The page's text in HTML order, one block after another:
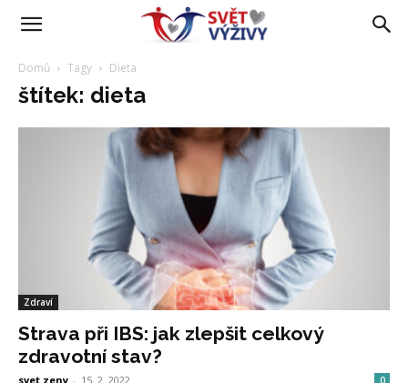
Domů Tagy Dieta
štítek: dieta
Zdraví
Strava při IBS: jak zlepšit celkový
zdravotní stav?
svet zeny - 15. 2. 2022